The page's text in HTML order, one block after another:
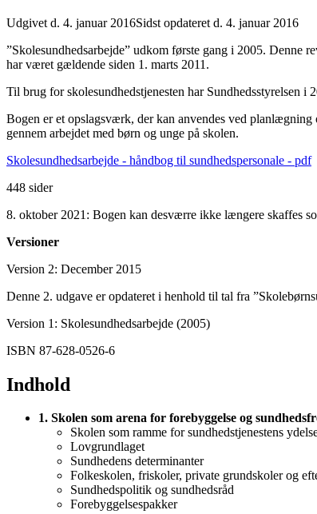
Udgivet d. 4. januar 2016Sidst opdateret d. 4. januar 2016
”Skolesundhedsarbejde” udkom første gang i 2005. Denne
har været gældende siden 1. marts 2011.
Til brug for skolesundhedstjenesten har Sundhedsstyrelsen
Bogen er et opslagsværk, der kan anvendes ved
gennem arbejdet med børn og unge på skolen.
Skolesundhedsarbejde - håndbog til sundhedspersonale - pdf
448 sider
8. oktober 2021: Bogen kan desværre ikke længere skaffes
Versioner
Version 2: December 2015
Denne 2. udgave er opdateret i henhold til tal fra
Version 1: Skolesundhedsarbejde (2005)
ISBN 87-628-0526-6
Indhold
1. Skolen som arena for forebyggelse og
Skolen som ramme for sundhedstjenestens
Lovgrundlaget
Sundhedens determinanter
Folkeskolen, friskoler, private grundskoler og
Sundhedspolitik og sundhedsråd
Forebyggelsespakker